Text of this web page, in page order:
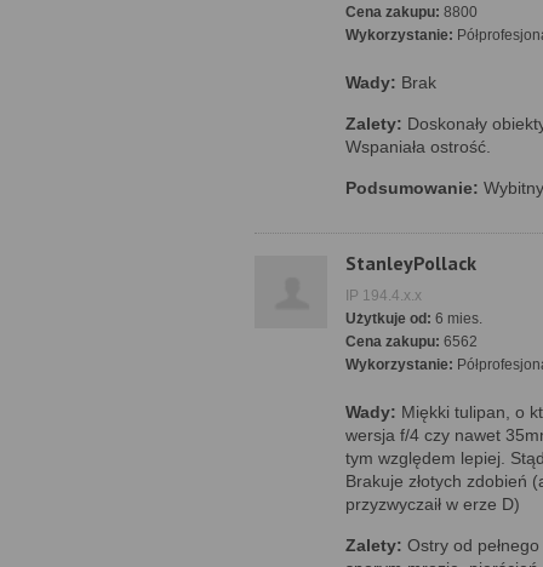
Cena zakupu: 8800
Wykorzystanie:
Wady: Brak
Zalety: Doskonały
Wspaniała ostrość.
Podsumowanie:
StanleyPollack
IP 194.4.x.x
Użytkuje od: 6 mies.
Cena zakupu: 6562
Wykorzystanie:
Wady: Miękki tulipan, o
wersja f/4 czy nawet
tym względem lepiej.
Brakuje złotych zdobień
przyzwyczaił w erze D)
Zalety: Ostry od